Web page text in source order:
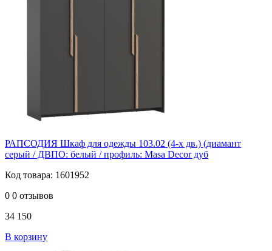
РАПСОДИЯ Шкаф для одежды 103.02 (4-х дв.) (диамант
серый / ДВПО: белый / профиль: Masa Decor дуб
Код товара: 1601952
0 0 отзывов
34 150
В корзину